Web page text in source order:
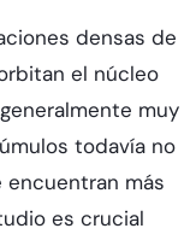
densas de
el núcleo
muy
todavía no
más
es crucial